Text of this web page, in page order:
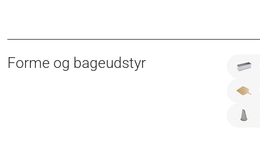
Forme og bageudstyr